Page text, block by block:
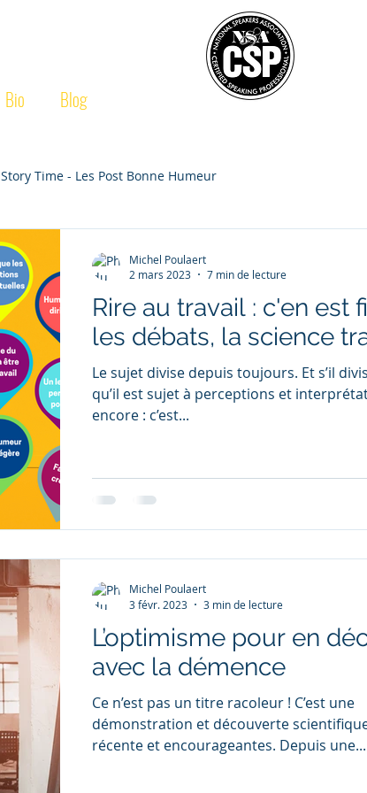
Bio Blog
Story Time - Les Post Bonne Humeur
Rire au travail : c'en est
les débats, la science
Le sujet divise depuis toujours. Et s’il
qu’il est sujet à perceptions et
encore : c’est...
Michel Poulaert
2 mars 2023
7 min de lecture
L’optimisme pour en
avec la démence
Ce n’est pas un titre racoleur ! C’est une
démonstration et découverte
récente et encourageantes. Depuis une...
Michel Poulaert
3 févr. 2023
3 min de lecture